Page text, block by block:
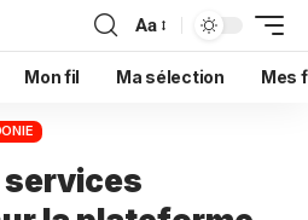
Aa
Mon fil Ma sélection Mes
services